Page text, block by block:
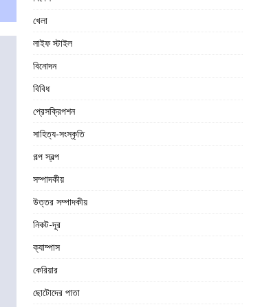
খেলা
লাইফ স্টাইল
বিনোদন
বিবিধ
প্রেসক্রিপশন
সাহিত্য-সংস্কৃতি
গল্প স্বল্প
সম্পাদকীয়
উত্তর সম্পাদকীয়
নিকট-দূর
ক্যাম্পাস
কেরিয়ার
ছোটোদের পাতা